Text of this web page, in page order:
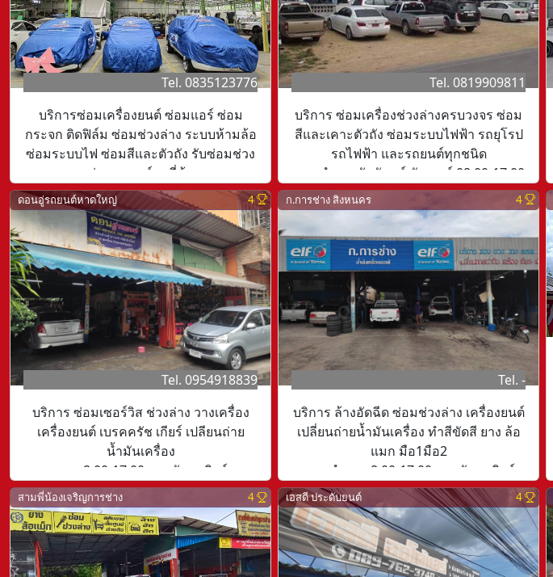
Tel. 0835123776
บริการซ่อมเครื่องยนต์ ซ่อมแอร์ ซ่อม
กระจก ติดฟิล์ม ซ่อมช่วงล่าง ระบบห้ามล้อ
ซ่อมระบบไฟ ซ่อมสีและตัวถัง รับซ่อมช่วง
ล่าง รถยนต์ทุกยี่ห้อ
เวลาทำการวันจันทร์-วันเสาร์ 08:15-17:15
Tel. 0819909811
บริการ ซ่อมเครื่องช่วงล่างครบวงจร ซ่อม
สีและเคาะตัวถัง ซ่อมระบบไฟฟ้า รถยุโรป
รถไฟฟ้า และรถยนต์ทุกชนิด
เวลาทำการวันจันทร์-วันเสาร์ 08:00-17:00
ดอนอู่รถยนต์หาดใหญ่ 4
Tel. 0954918839
บริการ ซ่อมเซอร์วิส ช่วงล่าง วางเครื่อง
เครื่องยนต์ เบรคครัช เกียร์ เปลียนถ่าย
น้ำมันเครื่อง
เวลา 8.00-17.00 หยุดวันอาทิตย์
ก.การช่าง สิงหนคร 4
Tel. -
บริการ ล้างอัดฉีด ซ่อมช่วงล่าง เครื่องยนต์
เปลี่ยนถ่ายน้ำมันเครื่อง ทำสีขัดสี ยาง ล้อ
แมก มือ1มือ2
เวลาทำการ 8.00-17.00 หยุดวันอาทิตย์
สามพี่น้องเจริญการช่าง 4 เอสดี ประดับยนต์ 4